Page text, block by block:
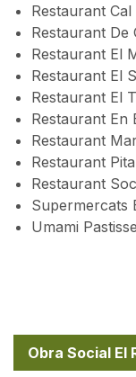
Restaurant Cal
Restaurant De
Restaurant El
Restaurant El
Restaurant El
Restaurant En
Restaurant
Restaurant
Restaurant
Supermercats
Umami
Obra Social El